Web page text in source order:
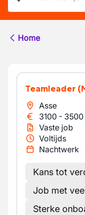
Home
Teamleader
Asse
3100 - 3500
Vaste job
Voltijds
Nachtwerk
Kans tot
Job met
Sterke